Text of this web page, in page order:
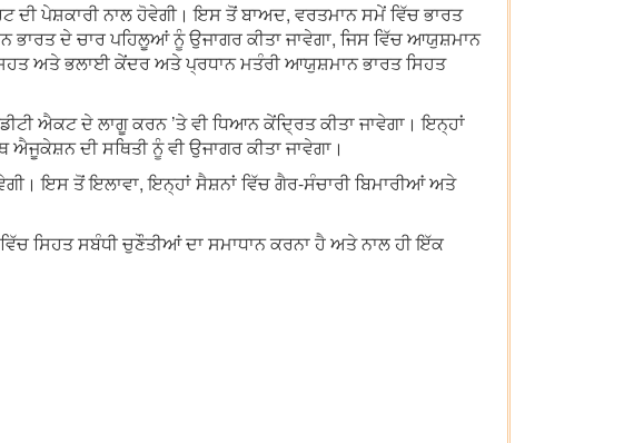
ਪੇਸ਼ਕਾਰੀ ਨਾਲ ਹੋਵੇਗੀ। ਇਸ ਤੋਂ ਬਾਅਦ, ਵਰਤਮਾਨ ਸਮੇਂ ਵਿੱਚ ਭਾਰਤ
ਦੇ ਚਾਰ ਪਹਿਲੂਆਂ ਨੂੰ ਉਜਾਗਰ ਕੀਤਾ ਜਾਵੇਗਾ, ਜਿਸ ਵਿੱਚ ਆਯੁਸ਼ਮਾਨ
ਅਤੇ ਭਲਾਈ ਕੇਂਦਰ ਅਤੇ ਪ੍ਰਧਾਨ ਮਤੰਰੀ ਆਯੁਸ਼ਮਾਨ ਭਾਰਤ ਸਿਹਤ
ਐਕਟ ਦੇ ਲਾਗੂ ਕਰਨ ’ਤੇ ਵੀ ਧਿਆਨ ਕੇਂਦ੍ਰਿਤ ਕੀਤਾ ਜਾਵੇਗਾ। ਇਨ੍ਹਾਂ
ਦੀ ਸਥਿਤੀ ਨੂੰ ਵੀ ਉਜਾਗਰ ਕੀਤਾ ਜਾਵੇਗਾ।
ਇਸ ਤੋਂ ਇਲਾਵਾ, ਇਨ੍ਹਾਂ ਸੈਸ਼ਨਾਂ ਵਿੱਚ ਗੈਰ-ਸੰਚਾਰੀ ਬਿਮਾਰੀਆਂ ਅਤੇ
ਸਿਹਤ ਸਬੰਧੀ ਚੁਣੌਤੀਆਂ ਦਾ ਸਮਾਧਾਨ ਕਰਨਾ ਹੈ ਅਤੇ ਨਾਲ ਹੀ ਇੱਕ